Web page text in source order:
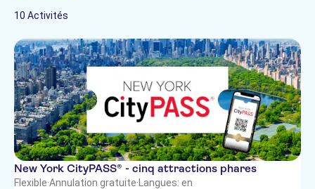
Ville
Italien
10 Activités
New York CityPASS® - cinq attractions phares
Flexible·Annulation gratuite· Langues: en